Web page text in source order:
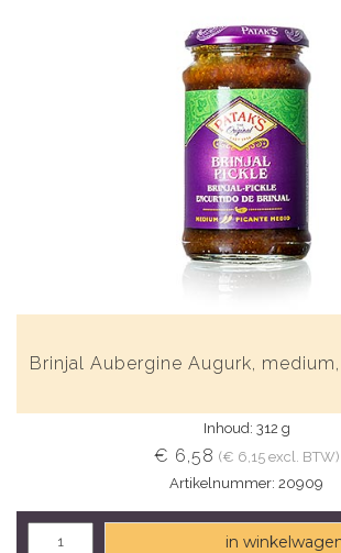
Brinjal Aubergine Augurk, medium,
Inhoud: 312 g
€ 6,58 (€ 6,15 excl. BTW)
Artikelnummer: 20909
in